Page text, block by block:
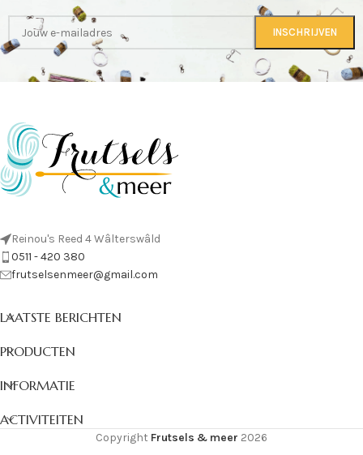
Reinou's Reed 4 Wâlterswâld
0511 - 420 380
frutselsenmeer@gmail.com
LAATSTE BERICHTEN
PRODUCTEN
INFORMATIE
ACTIVITEITEN
Copyright Frutsels & meer 2026